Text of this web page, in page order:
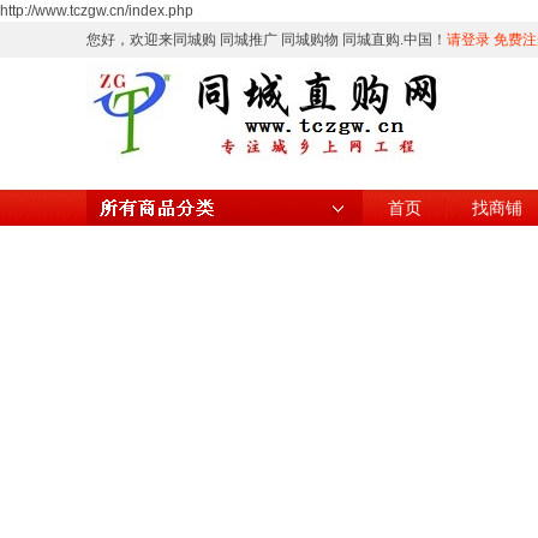
http://www.tczgw.cn/index.php
您好，欢迎来同城购 同城推广 同城购物 同城直购.中国！ 请登录 免费
所有商品分类 首页 找商铺